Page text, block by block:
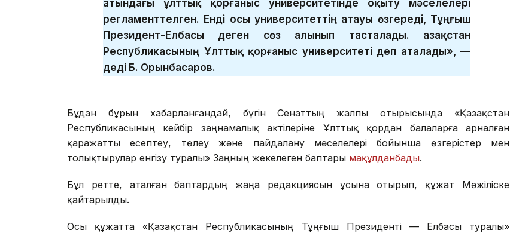
атындағы ұлттық қорғаныс университетінде оқыту мәселелері
регламенттелген. Енді осы университеттің атауы өзгереді, Тұңғыш
Президент-Елбасы деген сөз алынып тасталады. Қазақстан
Республикасының Ұлттық қорғаныс университеті деп аталады», —
деді Б. Орынбасаров.
Бұдан бұрын хабарланғандай, бүгін Сенаттың жалпы отырысында «Қазақстан
Республикасының кейбір заңнамалық актілеріне Ұлттық қордан балаларға арналған
қаражатты есептеу, төлеу және пайдалану мәселелері бойынша өзгерістер мен
толықтырулар енгізу туралы» Заңның жекелеген баптары мақұлданбады.
Бұл ретте, аталған баптардың жаңа редакциясын ұсына отырып, құжат Мәжіліске
қайтарылды.
Осы құжатта «Қазақстан Республикасының Тұңғыш Президенті — Елбасы туралы»